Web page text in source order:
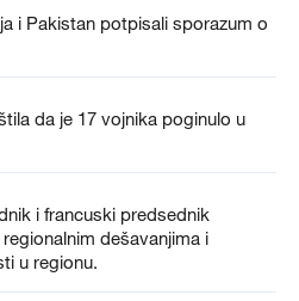
i Pakistan potpisali sporazum o
da je 17 vojnika poginulo u
i francuski predsednik
dešavanjima i
u regionu.